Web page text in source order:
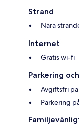
Strand
Nära
Internet
Gratis wi-fi
Parkering
Avgiftsfri
Parkering